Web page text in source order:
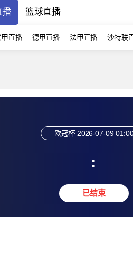
播 篮球直播
甲直播 德甲直播 法甲直播 沙特联
欧冠杯 2026-07-09 01:00
:
已结束